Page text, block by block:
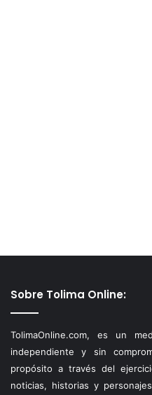
Sobre Tolima Online:
TolimaOnline.com, es un
independiente y sin
propósito a través del
noticias, historias y